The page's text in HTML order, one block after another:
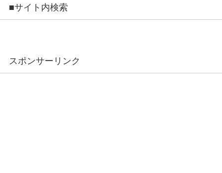
■サイト内検索
スポンサーリンク